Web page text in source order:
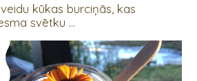
kūkas burciņās, kas
svētku ...